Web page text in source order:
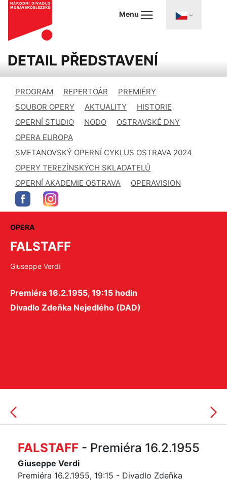
Menu
DETAIL PŘEDSTAVENÍ
PROGRAM REPERTOÁR
PREMIÉRY
SOUBOR OPERY
AKTUALITY
HISTORIE
OPERNÍ STUDIO
NODO
OSTRAVSKÉ DNY
OPERA EUROPA
SMETANOVSKÝ OPERNÍ CYKLUS OSTRAVA 2024
OPERY TEREZÍNSKÝCH SKLADATELŮ
OPERNÍ AKADEMIE OSTRAVA
OPERAVISION
OPERA
FALSTAFF
Giuseppe Verdi
Premiéra 16.2.1955, 19:15 hodin
Divadlo Zdeňka Nejedlého (DAD)
FALSTAFF - Premiéra 16.2.1955
Giuseppe Verdi
Premiéra 16.2.1955, 19:15 - Divadlo Zdeňka